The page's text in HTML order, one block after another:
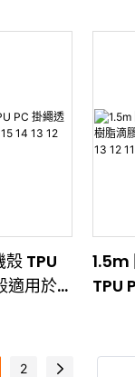
12
TPU
適用於
1.5m
TPU
2